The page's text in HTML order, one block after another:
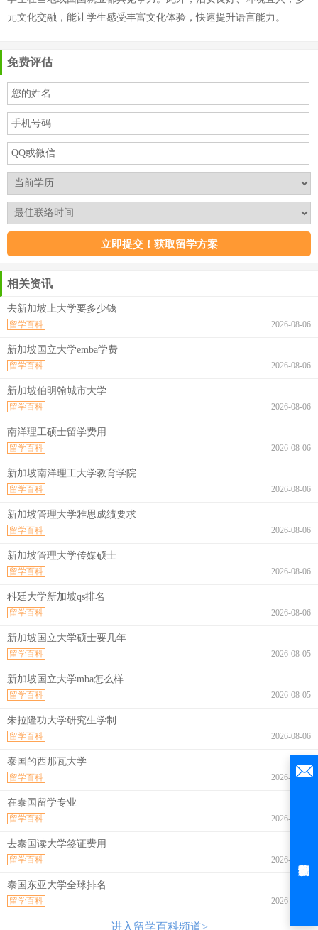
元文化交融，能让学生感受丰富文化体验，快速提升语言能力。
免费评估
相关资讯
去新加坡上大学要多少钱
2026-08-06
留学百科
新加坡国立大学emba学费
2026-08-06
留学百科
新加坡伯明翰城市大学
2026-08-06
留学百科
南洋理工硕士留学费用
2026-08-06
留学百科
新加坡南洋理工大学教育学院
2026-08-06
留学百科
新加坡管理大学雅思成绩要求
2026-08-06
留学百科
新加坡管理大学传媒硕士
2026-08-06
留学百科
科廷大学新加坡qs排名
2026-08-06
留学百科
新加坡国立大学硕士要几年
2026-08-05
留学百科
新加坡国立大学mba怎么样
2026-08-05
留学百科
朱拉隆功大学研究生学制
2026-08-06
留学百科
泰国的西那瓦大学
2026-08-06
留学百科
在泰国留学专业
2026-08-06
留学百科
去泰国读大学签证费用
2026-08-06
留学百科
泰国东亚大学全球排名
2026-08-06
留学百科
进入留学百科频道>